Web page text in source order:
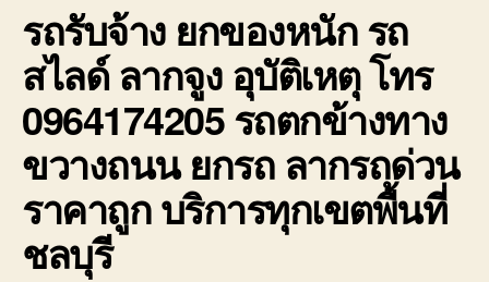
5ตัน
รถรับจ้าง ยกของหนักรถ
สไลด์ ลากจูง อุบัติเหตุ โทร
0964174205 รถตกข้างทาง
ขวางถนน ยกรถ ลากรถด่วน
ราคาถูก บริการทุกเขตพื้นที่
ชลบุรี